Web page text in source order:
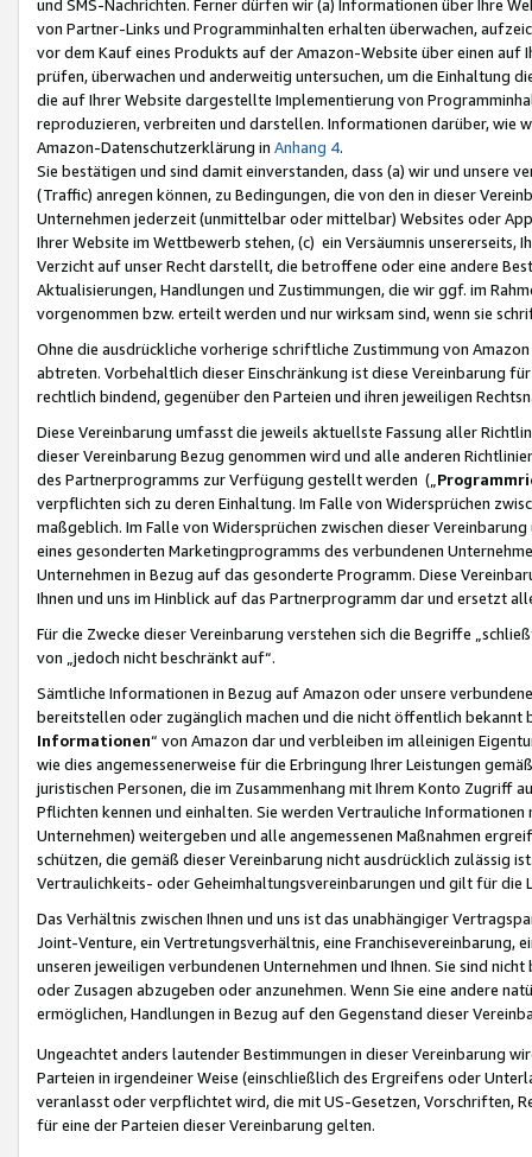
und SMS-Nachrichten. Ferner dürfen wir (a) Informationen über Ihre
von Partner-Links und Programminhalten erhalten überwachen,
vor dem Kauf eines Produkts auf der Amazon-Website über einen
prüfen, überwachen und anderweitig untersuchen, um die Einhaltung
die auf Ihrer Website dargestellte Implementierung von
reproduzieren, verbreiten und darstellen. Informationen darüber, wie
Amazon-Datenschutzerklärung in Anhang 4.
Sie bestätigen und sind damit einverstanden, dass (a) wir und
(Traffic) anregen können, zu Bedingungen, die von den in dieser
Unternehmen jederzeit (unmittelbar oder mittelbar) Websites oder
Ihrer Website im Wettbewerb stehen, (c) ein Versäumnis unsererseits,
Verzicht auf unser Recht darstellt, die betroffene oder eine andere
Aktualisierungen, Handlungen und Zustimmungen, die wir ggf. im
vorgenommen bzw. erteilt werden und nur wirksam sind, wenn sie
Ohne die ausdrückliche vorherige schriftliche Zustimmung von
abtreten. Vorbehaltlich dieser Einschränkung ist diese Vereinbarung
rechtlich bindend, gegenüber den Parteien und ihren jeweiligen
Diese Vereinbarung umfasst die jeweils aktuellste Fassung aller
dieser Vereinbarung Bezug genommen wird und alle anderen
des Partnerprogramms zur Verfügung gestellt werden („
verpflichten sich zu deren Einhaltung. Im Falle von Widersprüchen
maßgeblich. Im Falle von Widersprüchen zwischen dieser
eines gesonderten Marketingprogramms des verbundenen
Unternehmen in Bezug auf das gesonderte Programm. Diese
Ihnen und uns im Hinblick auf das Partnerprogramm dar und ersetzt
Für die Zwecke dieser Vereinbarung verstehen sich die Begriffe
von „jedoch nicht beschränkt auf“.
Sämtliche Informationen in Bezug auf Amazon oder unsere
bereitstellen oder zugänglich machen und die nicht öffentlich
Informationen“ von Amazon dar und verbleiben im alleinigen
wie dies angemessenerweise für die Erbringung Ihrer Leistungen
juristischen Personen, die im Zusammenhang mit Ihrem Konto
Pflichten kennen und einhalten. Sie werden Vertrauliche
Unternehmen) weitergeben und alle angemessenen Maßnahmen
schützen, die gemäß dieser Vereinbarung nicht ausdrücklich zulässig
Vertraulichkeits- oder Geheimhaltungsvereinbarungen und gilt für die
Das Verhältnis zwischen Ihnen und uns ist das unabhängiger
Joint-Venture, ein Vertretungsverhältnis, eine Franchisevereinbarung,
unseren jeweiligen verbundenen Unternehmen und Ihnen. Sie sind
oder Zusagen abzugeben oder anzunehmen. Wenn Sie eine andere
ermöglichen, Handlungen in Bezug auf den Gegenstand dieser
Ungeachtet anders lautender Bestimmungen in dieser Vereinbarung
Parteien in irgendeiner Weise (einschließlich des Ergreifens oder
veranlasst oder verpflichtet wird, die mit US-Gesetzen, Vorschriften,
für eine der Parteien dieser Vereinbarung gelten.